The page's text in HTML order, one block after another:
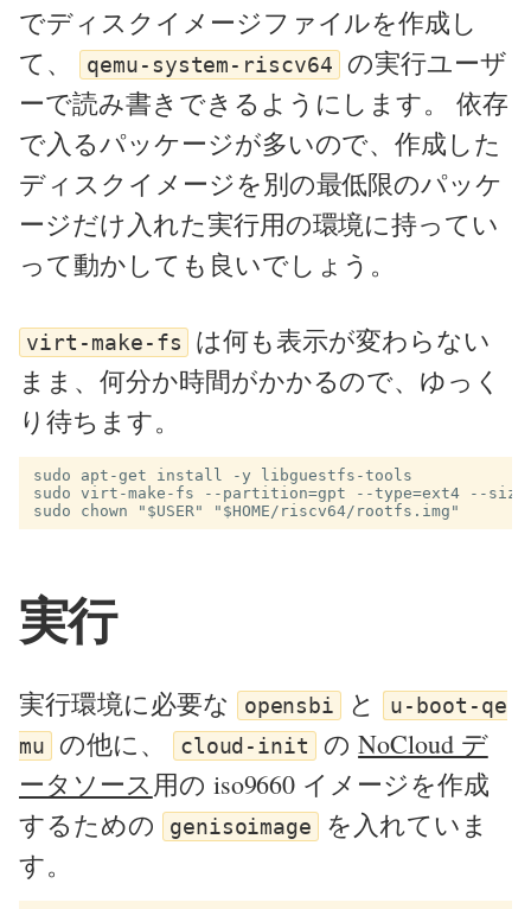
でディスクイメージファイルを作成し
て、
qemu-system-riscv64
の実行ユーザ
ーで読み書きできるようにします。 依存
で入るパッケージが多いので、作成した
ディスクイメージを別の最低限のパッケ
ージだけ入れた実行用の環境に持ってい
って動かしても良いでしょう。
virt-make-fs
は何も表示が変わらない
まま、何分か時間がかかるので、ゆっく
り待ちます。
sudo apt-get install -y libguestfs-tools
sudo virt-make-fs --partition=gpt --type=ext4 --
実行
実行環境に必要な opensbi と u-boot-qe
mu の他に、 cloud-init のNoCloud デ
ータソース 用の iso9660 イメージを作成
するための
genisoimage
を入れていま
す。